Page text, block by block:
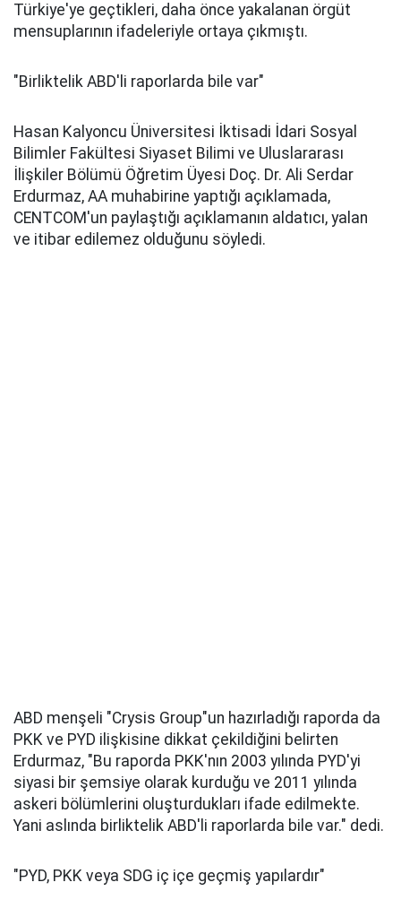
Türkiye'ye geçtikleri, daha önce yakalanan örgüt
mensuplarının ifadeleriyle ortaya çıkmıştı.
"Birliktelik ABD'li raporlarda bile var"
Hasan Kalyoncu Üniversitesi İktisadi İdari Sosyal
Bilimler Fakültesi Siyaset Bilimi ve Uluslararası
İlişkiler Bölümü Öğretim Üyesi Doç. Dr. Ali Serdar
Erdurmaz, AA muhabirine yaptığı açıklamada,
CENTCOM'un paylaştığı açıklamanın aldatıcı, yalan
ve itibar edilemez olduğunu söyledi.
ABD menşeli "Crysis Group"un hazırladığı raporda da
PKK ve PYD ilişkisine dikkat çekildiğini belirten
Erdurmaz, "Bu raporda PKK'nın 2003 yılında PYD'yi
siyasi bir şemsiye olarak kurduğu ve 2011 yılında
askeri bölümlerini oluşturdukları ifade edilmekte.
Yani aslında birliktelik ABD'li raporlarda bile var." dedi.
"PYD, PKK veya SDG iç içe geçmiş yapılardır"